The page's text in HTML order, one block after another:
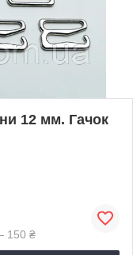
12 мм. Гачок
150 ₴